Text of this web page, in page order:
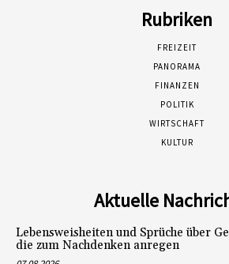
Rubriken
FREIZEIT
PANORAMA
FINANZEN
POLITIK
WIRTSCHAFT
KULTUR
Aktuelle
Lebensweisheiten und Sprüche über
die zum Nachdenken anregen